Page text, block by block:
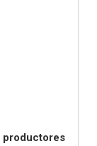
productores